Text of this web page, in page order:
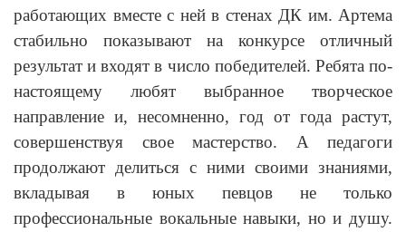
работающих вместе с ней в стенах ДК им. Артема
стабильно показывают на конкурсе отличный
результат и входят в число победителей. Ребята по-
настоящему любят выбранное творческое
направление и, несомненно, год от года растут,
совершенствуя свое мастерство. А педагоги
продолжают делиться с ними своими знаниями,
вкладывая в юных певцов не только
профессиональные вокальные навыки, но и душу.